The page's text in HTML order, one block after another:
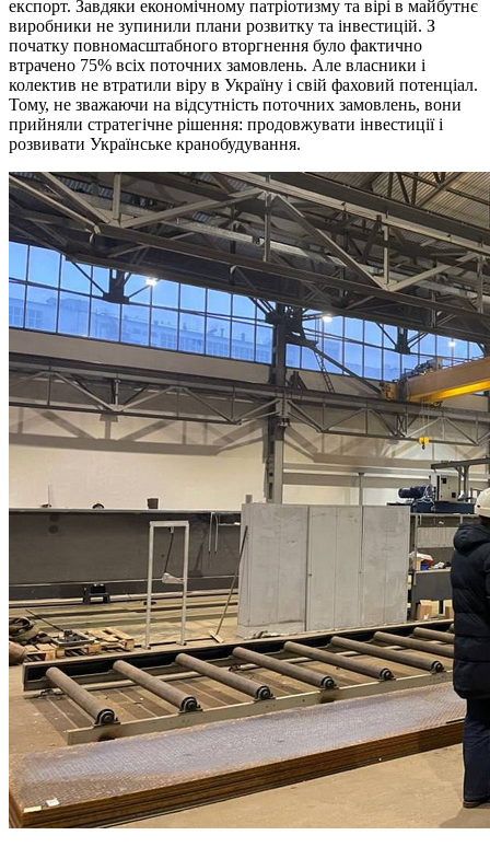
експорт. Завдяки економічному патріотизму та вірі в майбутнє
виробники не зупинили плани розвитку та інвестицій. З
початку повномасштабного вторгнення було фактично
втрачено 75% всіх поточних замовлень. Але власники і
колектив не втратили віру в Україну і свій фаховий потенціал.
Тому, не зважаючи на відсутність поточних замовлень, вони
прийняли стратегічне рішення: продовжувати інвестиції і
розвивати Українське кранобудування.